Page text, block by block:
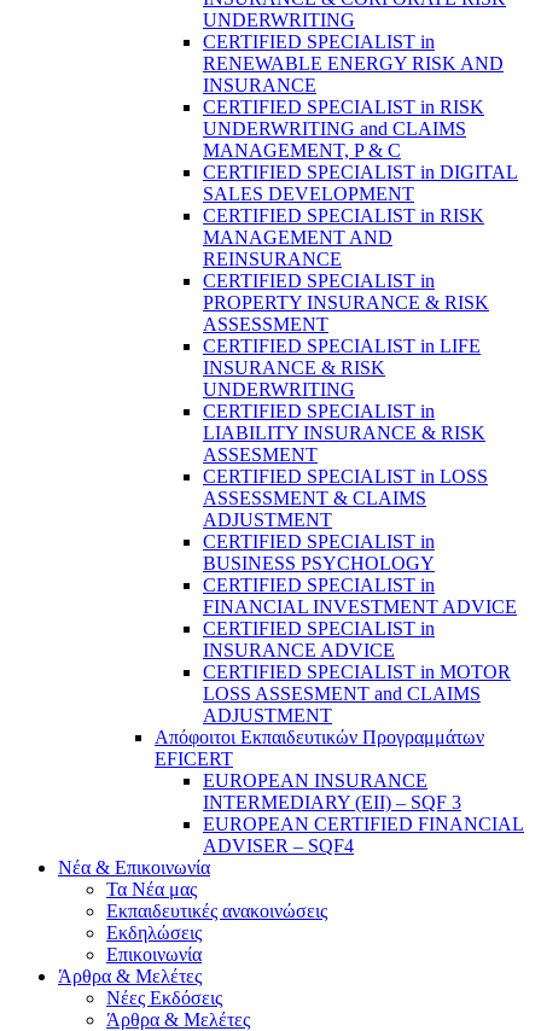
UNDERWRITING
CERTIFIED SPECIALIST in
RENEWABLE ENERGY RISK AND
INSURANCE
CERTIFIED SPECIALIST in RISK
UNDERWRITING and CLAIMS
MANAGEMENT, P & C
CERTIFIED SPECIALIST in DIGITAL
SALES DEVELOPMENT
CERTIFIED SPECIALIST in RISK
MANAGEMENT AND
REINSURANCE
CERTIFIED SPECIALIST in
PROPERTY INSURANCE & RISK
ASSESSMENT
CERTIFIED SPECIALIST in LIFE
INSURANCE & RISK
UNDERWRITING
CERTIFIED SPECIALIST in
LIABILITY INSURANCE & RISK
ASSESMENT
CERTIFIED SPECIALIST in LOSS
ASSESSMENT & CLAIMS
ADJUSTMENT
CERTIFIED SPECIALIST in
BUSINESS PSYCHOLOGY
CERTIFIED SPECIALIST in
FINANCIAL INVESTMENT ADVICE
CERTIFIED SPECIALIST in
INSURANCE ADVICE
CERTIFIED SPECIALIST in MOTOR
LOSS ASSESMENT and CLAIMS
ADJUSTMENT
Απόφοιτοι Εκπαιδευτικών Προγραμμάτων
EFICERT
EUROPEAN INSURANCE
INTERMEDIARY (EII) – SQF 3
EUROPEAN CERTIFIED FINANCIAL
ADVISER – SQF4
Νέα & Επικοινωνία
Τα Νέα μας
Εκπαιδευτικές ανακοινώσεις
Εκδηλώσεις
Επικοινωνία
Άρθρα & Μελέτες
Νέες Εκδόσεις
Άρθρα & Μελέτες